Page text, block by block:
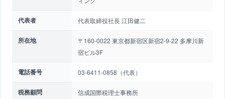
代表者 代表取締役社長 江田健二
所在地
〒160-0022 東京都新宿区新宿2-9-22 多摩川新
宿ビル3F
電話番号 03-6411-0858（代表）
税務顧問 信成国際税理士事務所